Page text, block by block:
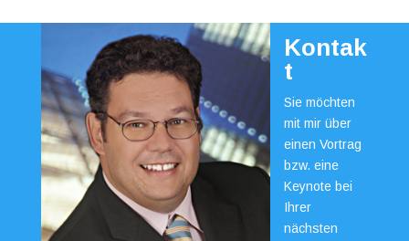
Kontak
t
Sie möchten
mit mir über
einen Vortrag
bzw. eine
Keynote bei
Ihrer
nächsten